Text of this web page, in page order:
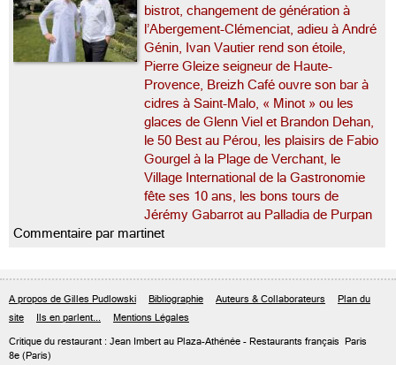
bistrot, changement de génération à
l’Abergement-Clémenciat, adieu à André
Génin, Ivan Vautier rend son étoile,
Pierre Gleize seigneur de Haute-
Provence, Breizh Café ouvre son bar à
cidres à Saint-Malo, « Minot » ou les
glaces de Glenn Viel et Brandon Dehan,
le 50 Best au Pérou, les plaisirs de Fabio
Gourgel à la Plage de Verchant, le
Village International de la Gastronomie
fête ses 10 ans, les bons tours de
Jérémy Gabarrot au Palladia de Purpan
Commentaire par martinet
A propos de Gilles Pudlowski Bibliographie Auteurs & Collaborateurs
Plan du
site
Ils en parlent... Mentions Légales
Critique du restaurant : Jean Imbert au Plaza-Athénée - Restaurants français Paris
8e (Paris)